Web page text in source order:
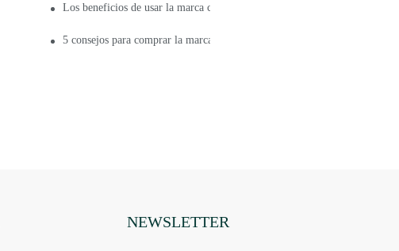
Los beneficios de usar la marca correcta de almohadillas térmicas
5 consejos para comprar la marca adecuada de almohadillas térmicas
NEWSLETTER